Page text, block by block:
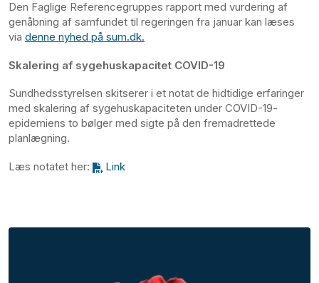
Den Faglige Referencegruppes rapport med vurdering af
genåbning af samfundet til regeringen fra januar kan læses
via denne nyhed på sum.dk.
Skalering af sygehuskapacitet COVID-19
Sundhedsstyrelsen skitserer i et notat de hidtidige erfaringer
med skalering af sygehuskapaciteten under COVID-19-
epidemiens to bølger med sigte på den fremadrettede
planlægning.
Læs notatet her: Link